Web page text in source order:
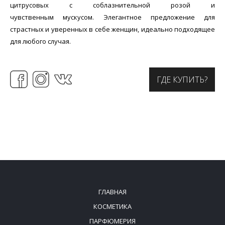
цитрусовых с соблазнительной розой и
чувственным мускусом. Элегантное предложение для
страстных и уверенных в себе женщин, идеально подходящее
для любого случая.
ГДЕ КУПИТЬ?
ГЛАВНАЯ
КОСМЕТИКА
ПАРФЮМЕРИЯ